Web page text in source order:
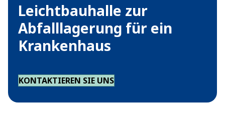
Leichtbauhalle zur
Abfalllagerung für ein
Krankenhaus
KONTAKTIEREN SIE UNS